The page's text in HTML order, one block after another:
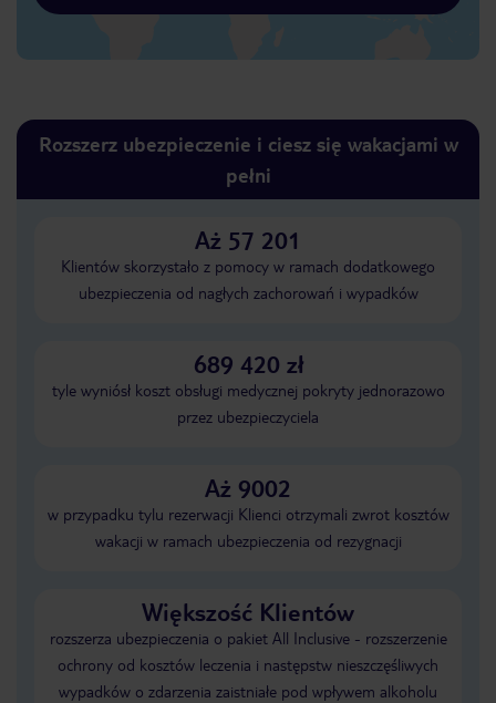
Rozszerz ubezpieczenie i ciesz się wakacjami w
pełni
Aż 57 201
Klientów skorzystało z pomocy w ramach dodatkowego
ubezpieczenia od nagłych zachorowań i wypadków
689 420 zł
tyle wyniósł koszt obsługi medycznej pokryty jednorazowo
przez ubezpieczyciela
Aż 9002
w przypadku tylu rezerwacji Klienci otrzymali zwrot kosztów
wakacji w ramach ubezpieczenia od rezygnacji
Większość Klientów
rozszerza ubezpieczenia o pakiet All Inclusive - rozszerzenie
ochrony od kosztów leczenia i następstw nieszczęśliwych
wypadków o zdarzenia zaistniałe pod wpływem alkoholu